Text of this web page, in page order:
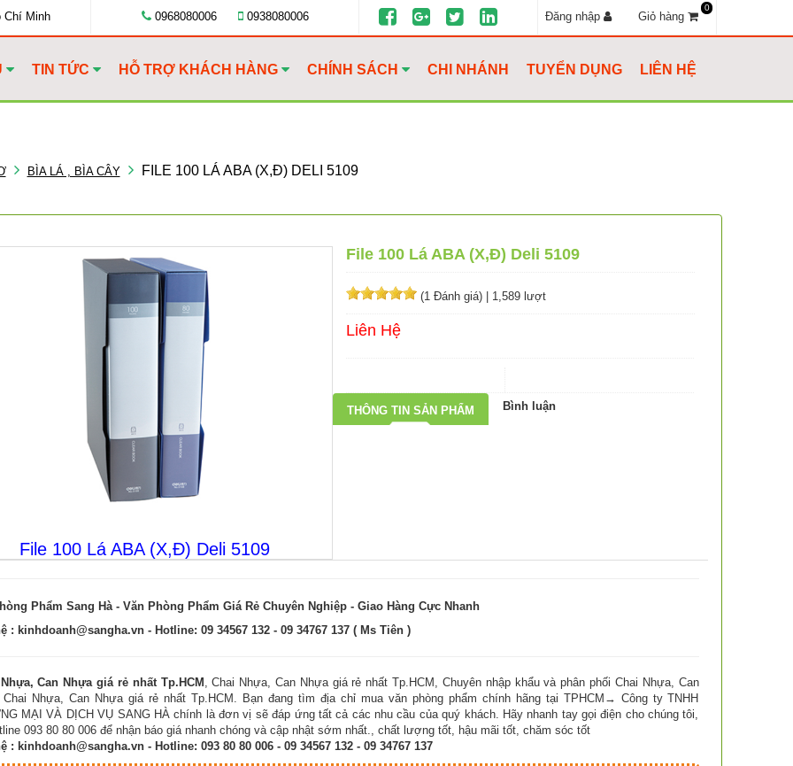
Chí Minh 0968080006 0938080006 Đăng nhập Giỏ hàng
0
TIN TỨC HỖ TRỢ KHÁCH HÀNG CHÍNH SÁCH CHI NHÁNH TUYỂN DỤNG LIÊN HỆ
BÌA LÁ , BÌA CÂY FILE 100 LÁ ABA (X,Đ) DELI 5109
File 100 Lá ABA (X,Đ) Deli 5109
File 100 Lá ABA (X,Đ) Deli 5109
(1 Đánh giá) | 1,589 lượt
Liên Hệ
THÔNG TIN SẢN PHẨM Bình luận
Phẩm Sang Hà - Văn Phòng Phẩm Giá Rẻ Chuyên Nghiệp - Giao Hàng Cực Nhanh
: kinhdoanh@sangha.vn- Hotline: 09 34567 132 - 09 34767 137 ( Ms Tiên )
Can Nhựa giá rẻ nhất Tp.HCM , Chai Nhựa, Can Nhựa giá rẻ nhất Tp.HCM, Chuyên nhập khẩu và phân phối Chai Nhựa, Can
Chai Nhựa, Can Nhựa giá rẻ nhất Tp.HCM. Bạn đang tìm địa chỉ mua văn phòng phẩm chính hãng tại TPHCM→ Công ty TNHH
MẠI VÀ DỊCH VỤ SANG HÀ chính là đơn vị sẽ đáp ứng tất cả các nhu cầu của quý khách. Hãy nhanh tay gọi điện cho chúng tôi,
093 80 80 006 để nhận báo giá nhanh chóng và cập nhật sớm nhất., chất lượng tốt, hậu mãi tốt, chăm sóc tốt
: kinhdoanh@sangha.vn- Hotline: 093 80 80 006 - 09 34567 132 - 09 34767 137